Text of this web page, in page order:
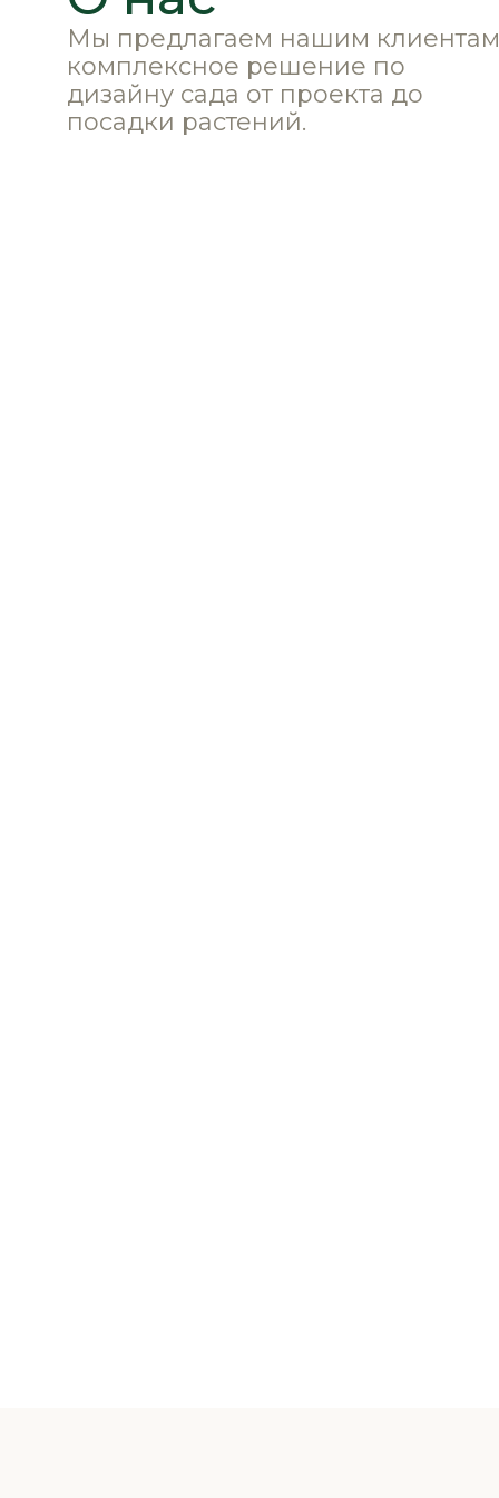
Мы предлагаем нашим клиентам
комплексное решение по
дизайну сада от проекта до
посадки растений.